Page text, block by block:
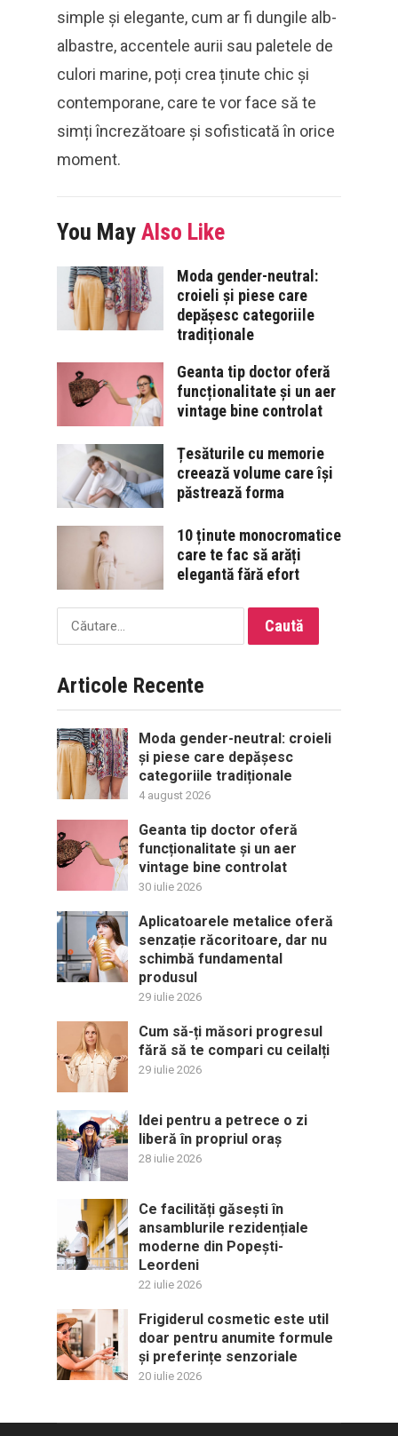
simple și elegante, cum ar fi dungile alb-
albastre, accentele aurii sau paletele de
culori marine, poți crea ținute chic și
contemporane, care te vor face să te
simți încrezătoare și sofisticată în orice
moment.
You May Also Like
Moda gender-neutral:
croieli și piese care
depășesc categoriile
tradiționale
Geanta tip doctor oferă
funcționalitate și un aer
vintage bine controlat
Țesăturile cu memorie
creează volume care își
păstrează forma
10 ținute monocromatice
care te fac să arăți
elegantă fără efort
Caută
după:
Articole Recente
Moda gender-neutral: croieli
și piese care depășesc
categoriile tradiționale
4 august 2026
Geanta tip doctor oferă
funcționalitate și un aer
vintage bine controlat
30 iulie 2026
Aplicatoarele metalice oferă
senzație răcoritoare, dar nu
schimbă fundamental
produsul
29 iulie 2026
Cum să-ți măsori progresul
fără să te compari cu ceilalți
29 iulie 2026
Idei pentru a petrece o zi
liberă în propriul oraș
28 iulie 2026
Ce facilități găsești în
ansamblurile rezidențiale
moderne din Popești-
Leordeni
22 iulie 2026
Frigiderul cosmetic este util
doar pentru anumite formule
și preferințe senzoriale
20 iulie 2026